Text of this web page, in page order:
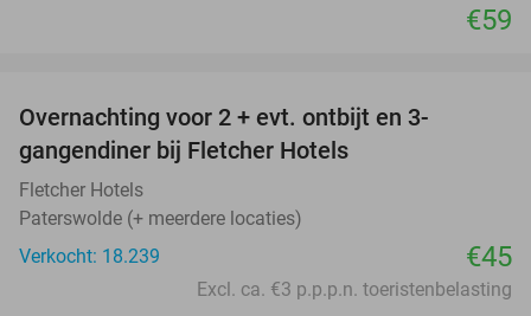
€59
Overnachting voor 2 + evt. ontbijt en 3-
gangendiner bij Fletcher Hotels
Fletcher Hotels
Paterswolde (+ meerdere locaties)
Verkocht: 18.239
€45
Excl. ca. €3 p.p.p.n. toeristenbelasting